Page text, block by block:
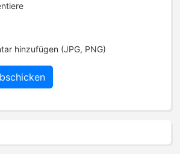
hinzufügen (JPG, PNG)